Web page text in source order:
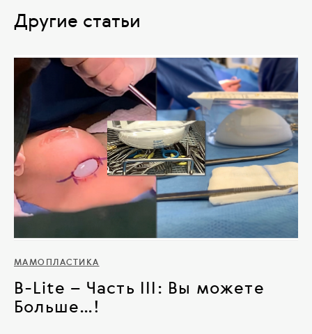
Другие статьи
МАМОПЛАСТИКА
B-Lite – Часть III: Вы можете
Больше…!